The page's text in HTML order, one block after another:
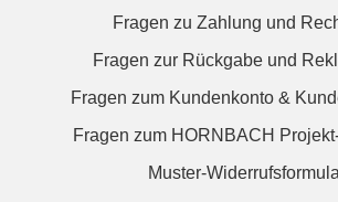
Fragen zu Zahlung und
Fragen zur Rückgabe und
Fragen zum Kundenkonto &
Fragen zum HORNBACH
Muster-